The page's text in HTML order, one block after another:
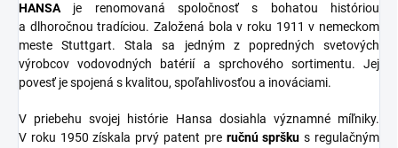
HANSAje renomovaná spoločnosť s bohatou históriou
a dlhoročnou tradíciou. Založená bola v roku 1911 v nemeckom
meste Stuttgart. Stala sa jedným z popredných svetových
výrobcov vodovodných batérií a sprchového sortimentu. Jej
povesť je spojená s kvalitou, spoľahlivosťou a inováciami.
V priebehu svojej histórie Hansa dosiahla významné míľniky.
V roku 1950 získala prvý patent pre ručnú spršku s regulačným